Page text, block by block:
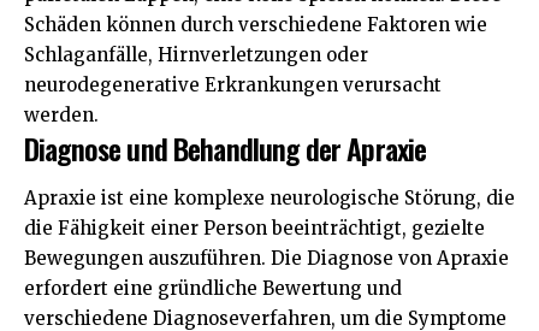
Schäden können durch verschiedene Faktoren wie
Schlaganfälle, Hirnverletzungen oder
neurodegenerative Erkrankungen verursacht
werden.
Diagnose und Behandlung der Apraxie
Apraxie ist eine komplexe neurologische Störung, die
die Fähigkeit einer Person beeinträchtigt, gezielte
Bewegungen auszuführen. Die Diagnose von Apraxie
erfordert eine gründliche Bewertung und
verschiedene Diagnoseverfahren, um die Symptome